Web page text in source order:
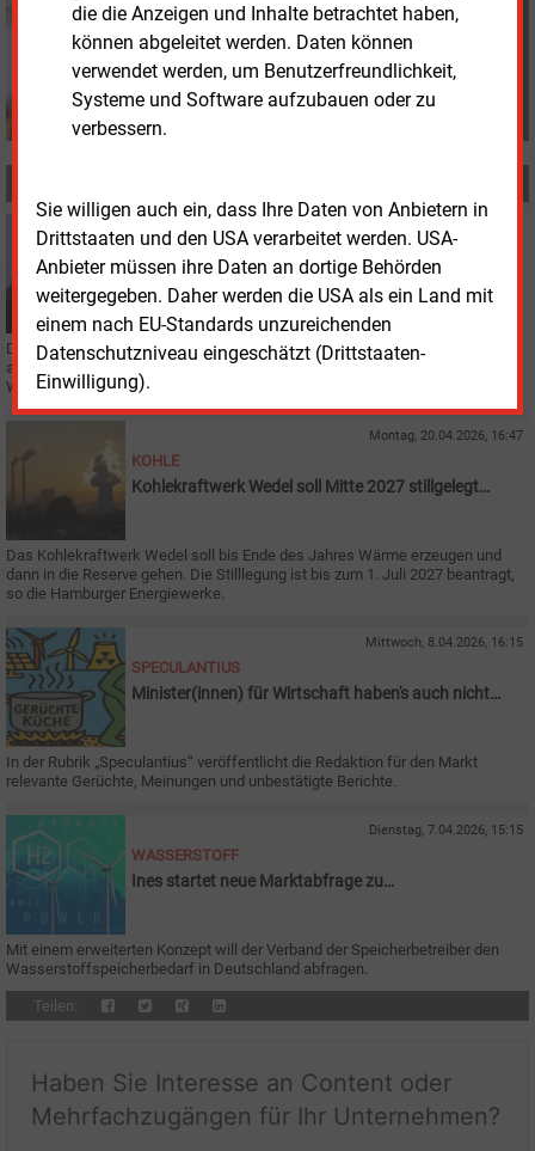
die die Anzeigen und Inhalte betrachtet haben,
können abgeleitet werden. Daten können
verwendet werden, um Benutzerfreundlichkeit,
Systeme und Software aufzubauen oder zu
verbessern.
Sie willigen auch ein, dass Ihre Daten von Anbietern in
Drittstaaten und den USA verarbeitet werden. USA-
Anbieter müssen ihre Daten an dortige Behörden
weitergegeben. Daher werden die USA als ein Land mit
einem nach EU-Standards unzureichenden
Datenschutzniveau eingeschätzt (Drittstaaten-
Einwilligung).
s.harmsen@energie-
und-management.de
Mittwoch, 22.04.2026, 16:11
Schwache Konjunktur durch Energiepreisschock
Die Bundesregierung erwartet für 2026 nur noch ein geringes Wachstum. Vor
allem steigende Energiepreise infolge geopolitischer Konflikte belasten
Wirtschaft und Haushalte.
Montag, 20.04.2026, 16:47
KOHLE
Kohlekraftwerk Wedel soll Mitte 2027 stillgelegt
Das Kohlekraftwerk Wedel soll bis Ende des Jahres Wärme erzeugen und
dann in die Reserve gehen. Die Stilllegung ist bis zum 1. Juli 2027 beantragt,
so die Hamburger Energiewerke.
Mittwoch, 8.04.2026, 16:15
SPECULANTIUS
Minister(innen) für Wirtschaft haben's auch nicht
In der Rubrik „Speculantius“ veröffentlicht die Redaktion für den Markt
relevante Gerüchte, Meinungen und unbestätigte Berichte.
Dienstag, 7.04.2026, 15:15
WASSERSTOFF
Ines startet neue Marktabfrage zu
Mit einem erweiterten Konzept will der Verband der Speicherbetreiber den
Wasserstoffspeicherbedarf in Deutschland abfragen.
Teilen:
Haben Sie Interesse an Content oder
Mehrfachzugängen für Ihr Unternehmen?